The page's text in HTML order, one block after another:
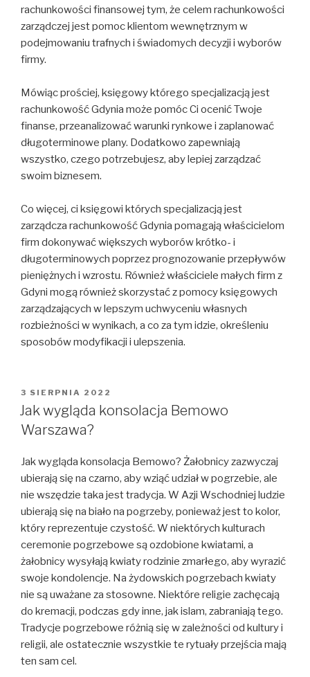
rachunkowości finansowej tym, że celem rachunkowości
zarządczej jest pomoc klientom wewnętrznym w
podejmowaniu trafnych i świadomych decyzji i wyborów
firmy.
Mówiąc prościej, księgowy którego specjalizacją jest
rachunkowość Gdynia może pomóc Ci ocenić Twoje
finanse, przeanalizować warunki rynkowe i zaplanować
długoterminowe plany. Dodatkowo zapewniają
wszystko, czego potrzebujesz, aby lepiej zarządzać
swoim biznesem.
Co więcej, ci księgowi których specjalizacją jest
zarządcza rachunkowość Gdynia pomagają właścicielom
firm dokonywać większych wyborów krótko- i
długoterminowych poprzez prognozowanie przepływów
pieniężnych i wzrostu. Również właściciele małych firm z
Gdyni mogą również skorzystać z pomocy księgowych
zarządzających w lepszym uchwyceniu własnych
rozbieżności w wynikach, a co za tym idzie, określeniu
sposobów modyfikacji i ulepszenia.
OPUBLIKOWANE
W
3 SIERPNIA 2022
Jak wygląda konsolacja Bemowo
Warszawa?
Jak wygląda konsolacja Bemowo? Żałobnicy zazwyczaj
ubierają się na czarno, aby wziąć udział w pogrzebie, ale
nie wszędzie taka jest tradycja. W Azji Wschodniej ludzie
ubierają się na biało na pogrzeby, ponieważ jest to kolor,
który reprezentuje czystość. W niektórych kulturach
ceremonie pogrzebowe są ozdobione kwiatami, a
żałobnicy wysyłają kwiaty rodzinie zmarłego, aby wyrazić
swoje kondolencje. Na żydowskich pogrzebach kwiaty
nie są uważane za stosowne. Niektóre religie zachęcają
do kremacji, podczas gdy inne, jak islam, zabraniają tego.
Tradycje pogrzebowe różnią się w zależności od kultury i
religii, ale ostatecznie wszystkie te rytuały przejścia mają
ten sam cel.